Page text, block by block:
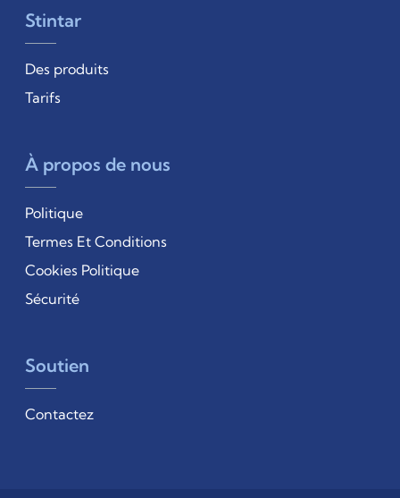
Stintar
Des produits
Tarifs
À propos de nous
Politique
Termes Et Conditions
Cookies Politique
Sécurité
Soutien
Contactez